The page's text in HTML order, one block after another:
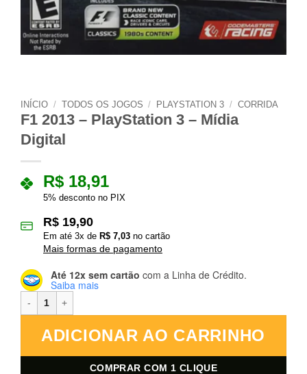
INÍCIO / TODOS OS JOGOS / PLAYSTATION 3 / CORRIDA
F1 2013 – PlayStation 3 – Mídia
Digital
R$ 18,91
5% desconto no PIX
R$ 19,90
Em até 3x de R$ 7,03 no cartão
Mais formas de pagamento
Até 12x sem cartão com a Linha de Crédito.
Saiba mais
ADICIONAR AO CARRINHO
COMPRAR COM 1 CLIQUE